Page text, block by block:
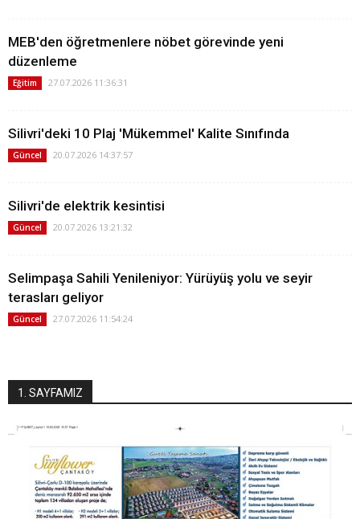
MEB'den öğretmenlere nöbet görevinde yeni
düzenleme
Eğitim 27.07.2026 11:36:31
Silivri'deki 10 Plaj 'Mükemmel' Kalite Sınıfında
Güncel 20.07.2026 14:37:57
Silivri'de elektrik kesintisi
Güncel 20.07.2026 13:21:32
Selimpaşa Sahili Yenileniyor: Yürüyüş yolu ve seyir
terasları geliyor
Güncel 27.07.2026 11:54:24
1. SAYFAMIZ